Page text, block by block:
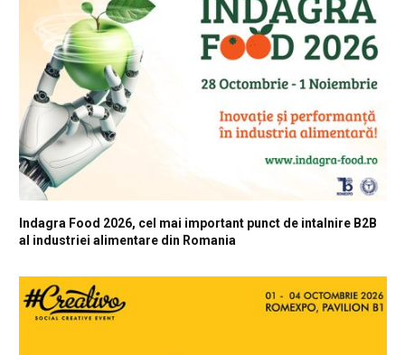
Indagra Food 2026, cel mai important punct de intalnire B2B
al industriei alimentare din Romania